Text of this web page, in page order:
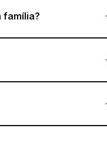
família?